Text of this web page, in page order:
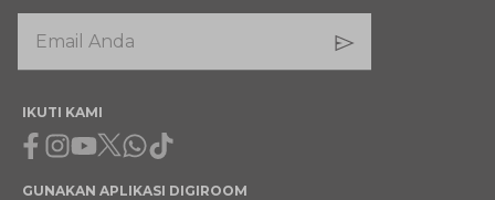
IKUTI KAMI
Facebook
Instagram
Youtube
X Whatsapp
Tiktok
GUNAKAN APLIKASI DIGIROOM